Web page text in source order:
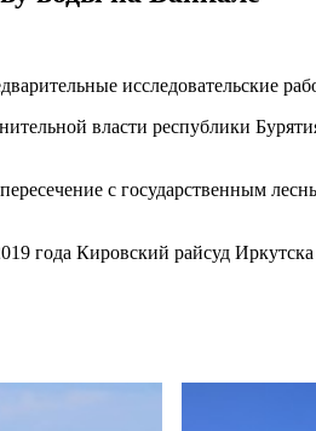
исследовательские
власти республики
с государственным
года Кировский райсуд